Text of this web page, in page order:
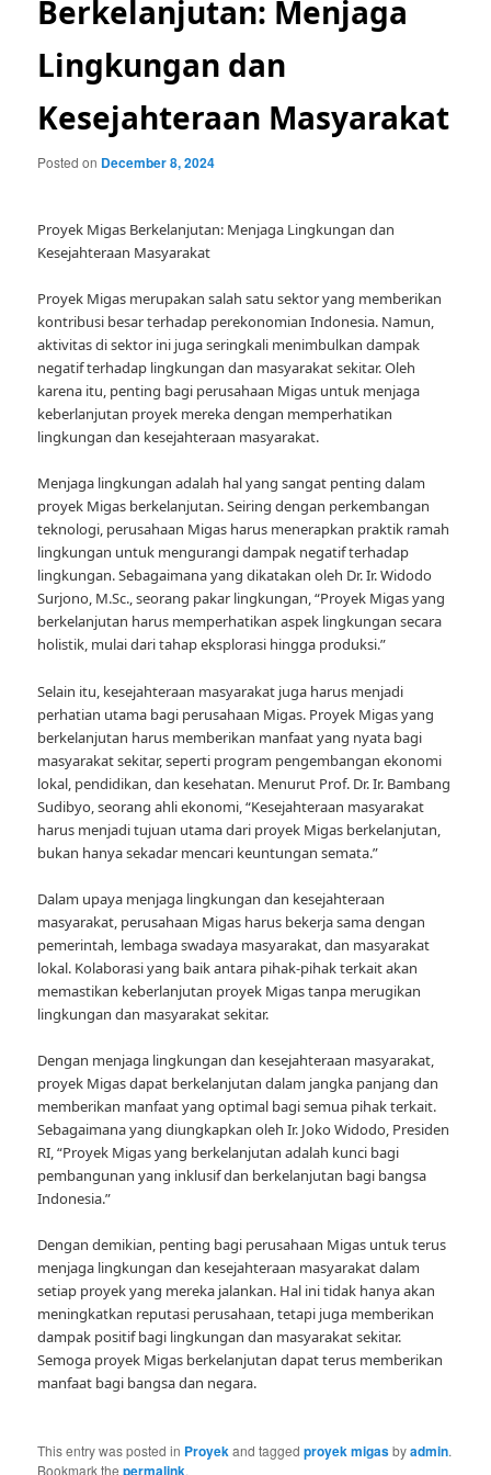
Berkelanjutan: Menjaga
Lingkungan dan
Kesejahteraan Masyarakat
Posted on December 8, 2024
Proyek Migas Berkelanjutan: Menjaga Lingkungan dan
Kesejahteraan Masyarakat
Proyek Migas merupakan salah satu sektor yang memberikan
kontribusi besar terhadap perekonomian Indonesia. Namun,
aktivitas di sektor ini juga seringkali menimbulkan dampak
negatif terhadap lingkungan dan masyarakat sekitar. Oleh
karena itu, penting bagi perusahaan Migas untuk menjaga
keberlanjutan proyek mereka dengan memperhatikan
lingkungan dan kesejahteraan masyarakat.
Menjaga lingkungan adalah hal yang sangat penting dalam
proyek Migas berkelanjutan. Seiring dengan perkembangan
teknologi, perusahaan Migas harus menerapkan praktik ramah
lingkungan untuk mengurangi dampak negatif terhadap
lingkungan. Sebagaimana yang dikatakan oleh Dr. Ir. Widodo
Surjono, M.Sc., seorang pakar lingkungan, “Proyek Migas yang
berkelanjutan harus memperhatikan aspek lingkungan secara
holistik, mulai dari tahap eksplorasi hingga produksi.”
Selain itu, kesejahteraan masyarakat juga harus menjadi
perhatian utama bagi perusahaan Migas. Proyek Migas yang
berkelanjutan harus memberikan manfaat yang nyata bagi
masyarakat sekitar, seperti program pengembangan ekonomi
lokal, pendidikan, dan kesehatan. Menurut Prof. Dr. Ir. Bambang
Sudibyo, seorang ahli ekonomi, “Kesejahteraan masyarakat
harus menjadi tujuan utama dari proyek Migas berkelanjutan,
bukan hanya sekadar mencari keuntungan semata.”
Dalam upaya menjaga lingkungan dan kesejahteraan
masyarakat, perusahaan Migas harus bekerja sama dengan
pemerintah, lembaga swadaya masyarakat, dan masyarakat
lokal. Kolaborasi yang baik antara pihak-pihak terkait akan
memastikan keberlanjutan proyek Migas tanpa merugikan
lingkungan dan masyarakat sekitar.
Dengan menjaga lingkungan dan kesejahteraan masyarakat,
proyek Migas dapat berkelanjutan dalam jangka panjang dan
memberikan manfaat yang optimal bagi semua pihak terkait.
Sebagaimana yang diungkapkan oleh Ir. Joko Widodo, Presiden
RI, “Proyek Migas yang berkelanjutan adalah kunci bagi
pembangunan yang inklusif dan berkelanjutan bagi bangsa
Indonesia.”
Dengan demikian, penting bagi perusahaan Migas untuk terus
menjaga lingkungan dan kesejahteraan masyarakat dalam
setiap proyek yang mereka jalankan. Hal ini tidak hanya akan
meningkatkan reputasi perusahaan, tetapi juga memberikan
dampak positif bagi lingkungan dan masyarakat sekitar.
Semoga proyek Migas berkelanjutan dapat terus memberikan
manfaat bagi bangsa dan negara.
This entry was posted in Proyekand taggedproyek migasbyadmin.
Bookmark thepermalink.